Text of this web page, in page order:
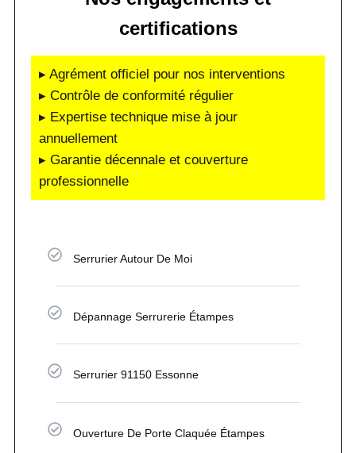
certifications
▸ Agrément officiel pour nos interventions
▸ Contrôle de conformité régulier
▸ Expertise technique mise à jour
annuellement
▸ Garantie décennale et couverture
professionnelle
Serrurier Autour De Moi
Dépannage Serrurerie Étampes
Serrurier 91150 Essonne
Ouverture De Porte Claquée Étampes